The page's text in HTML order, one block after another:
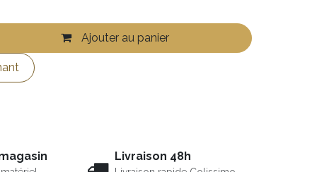
Ajouter au panier
Livraison 48h